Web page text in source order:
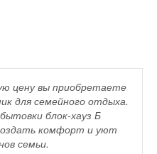
цену вы приобретаете
для семейного отдыха.
блок-хауз Б
комфорт и уют
семьи.